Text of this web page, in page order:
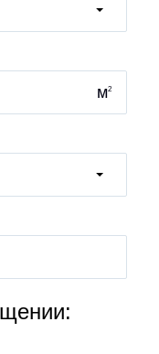
м2